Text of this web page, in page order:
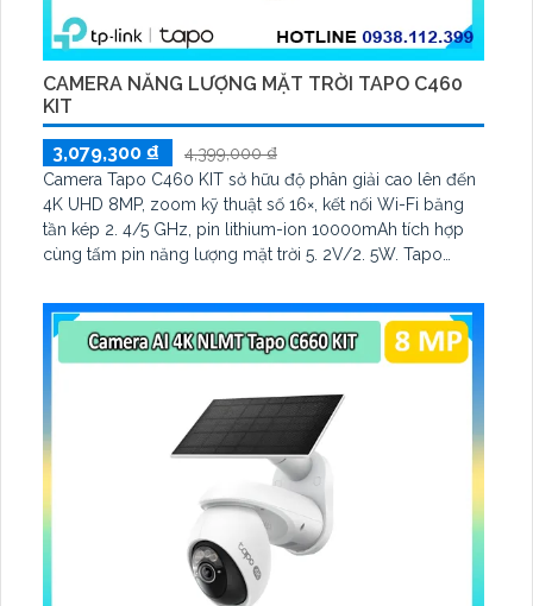
CAMERA NĂNG LƯỢNG MẶT TRỜI TAPO C460
KIT
3,079,300 ₫
4,399,000 ₫
Camera Tapo C460 KIT sở hữu độ phân giải cao lên đến
4K UHD 8MP, zoom kỹ thuật số 16×, kết nối Wi-Fi băng
tần kép 2. 4/5 GHz, pin lithium-ion 10000mAh tích hợp
cùng tấm pin năng lượng mặt trời 5. 2V/2. 5W. Tapo
biến Starlight, tầm nhìn lên đến 15 m